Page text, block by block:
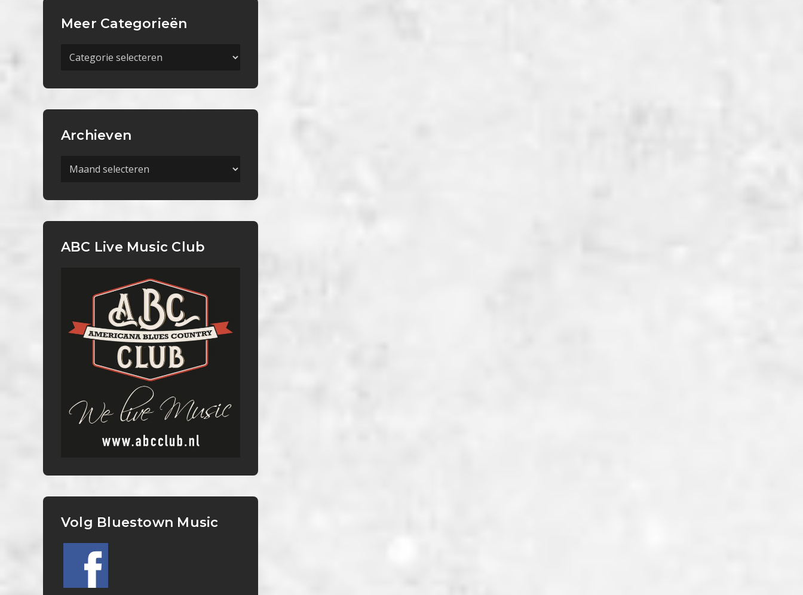
Meer Categorieën
Meer
Archieven
Archieven
ABC Live Music Club
Volg Bluestown Music